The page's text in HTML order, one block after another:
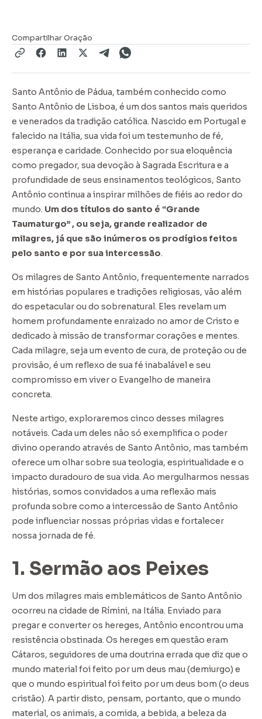
Compartilhar Oração
Santo Antônio de Pádua, também conhecido como
Santo Antônio de Lisboa, é um dos santos mais queridos
e venerados da tradição católica. Nascido em Portugal e
falecido na Itália, sua vida foi um testemunho de fé,
esperança e caridade. Conhecido por sua eloquência
como pregador, sua devoção à Sagrada Escritura e a
profundidade de seus ensinamentos teológicos, Santo
Antônio continua a inspirar milhões de fiéis ao redor do
mundo. Um dos títulos do santo é “Grande
Taumaturgo” , ou seja, grande realizador de
milagres, já que são inúmeros os prodígios feitos
pelo santo e por sua intercessão.
Os milagres de Santo Antônio, frequentemente narrados
em histórias populares e tradições religiosas, vão além
do espetacular ou do sobrenatural. Eles revelam um
homem profundamente enraizado no amor de Cristo e
dedicado à missão de transformar corações e mentes.
Cada milagre, seja um evento de cura, de proteção ou de
provisão, é um reflexo de sua fé inabalável e seu
compromisso em viver o Evangelho de maneira
concreta.
Neste artigo, exploraremos cinco desses milagres
notáveis. Cada um deles não só exemplifica o poder
divino operando através de Santo Antônio, mas também
oferece um olhar sobre sua teologia, espiritualidade e o
impacto duradouro de sua vida. Ao mergulharmos nessas
histórias, somos convidados a uma reflexão mais
profunda sobre como a intercessão de Santo Antônio
pode influenciar nossas próprias vidas e fortalecer
nossa jornada de fé.
1. Sermão aos Peixes
Um dos milagres mais emblemáticos de Santo Antônio
ocorreu na cidade de Rímini, na Itália. Enviado para
pregar e converter os hereges, Antônio encontrou uma
resistência obstinada. Os hereges em questão eram
Cátaros, seguidores de uma doutrina errada que diz que o
mundo material foi feito por um deus mau (demiurgo) e
que o mundo espiritual foi feito por um deus bom (o deus
cristão). A partir disto, pensam, portanto, que o mundo
material, os animais, a comida, a bebida, a beleza da